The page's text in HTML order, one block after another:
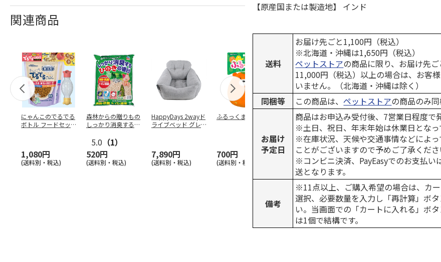
関連商品
にゃんこのでるでる
ボトル フードセッ
1,080円
(送料別・税込)
森林からの贈りもの
しっかり消臭するひ
5.0 （1）
520円
(送料別・税込)
HappyDays 2wayド
ライブベッド グレ
7,890円
(送料別・税込)
ふるっくま みかん
700円
(送料別・税込)
デオトイレ 飛び散
らない消臭・抗菌サ
ンド 4L
1,320円
(送料別・税込)
獣医師開発 ニオイ
をとる砂専用 猫ト
イレ ナチュラルグ
レー
1,550円
(送料別・税込)
無添加良
ムデンタ
ぐるぐる
…
470円
(送料別・
【原産国または製造地】 インド
送料
お届け先ごと1,100円（税込）
※北海道・沖縄は1,650円（税込）
ペットストアの商品に限り、お届け先
11,000円（税込）以上の場合は、お客
いません。（北海道・沖縄は除く）
同梱等
この商品は、ペットストアの商品のみ同
お届け
予定日
商品はお申込み受付後、7営業日程度で
※土日、祝日、年末年始は休業日となっ
※在庫状況、天候や交通事情などによ
ことがございますので予めご了承くださ
※コンビニ決済、PayEasyでのお支払い
送となります。
備考
※11点以上、ご購入希望の場合は、カ
選択、必要数量を入力し「再計算」ボ
い。当画面での「カートに入れる」ボ
は1個で結構です。